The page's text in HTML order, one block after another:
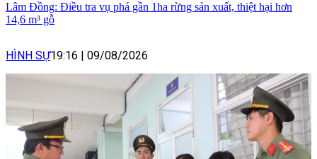
Lâm Đồng: Điều tra vụ phá gần 1ha rừng sản xuất, thiệt hại hơn
14,6 m³ gỗ
HÌNH SỰ19:16 09/08/2026